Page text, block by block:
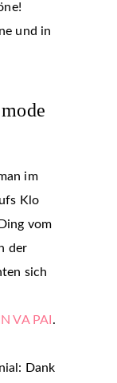
und in
im
Klo
vom
der
sich
VA PAI .
Dank